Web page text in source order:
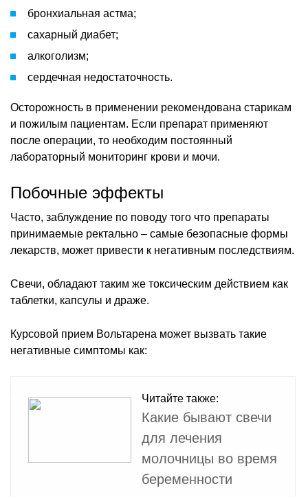
бронхиальная астма;
сахарный диабет;
алкоголизм;
сердечная недостаточность.
Осторожность в применении рекомендована старикам
и пожилым пациентам. Если препарат применяют
после операции, то необходим постоянный
лабораторный мониторинг крови и мочи.
Побочные эффекты
Часто, заблуждение по поводу того что препараты
принимаемые ректально – самые безопасные формы
лекарств, может привести к негативным последствиям.
Свечи, обладают таким же токсическим действием как
таблетки, капсулы и драже.
Курсовой прием Вольтарена может вызвать такие
негативные симптомы как:
Читайте также:
Какие бывают свечи
для лечения
молочницы во время
беременности